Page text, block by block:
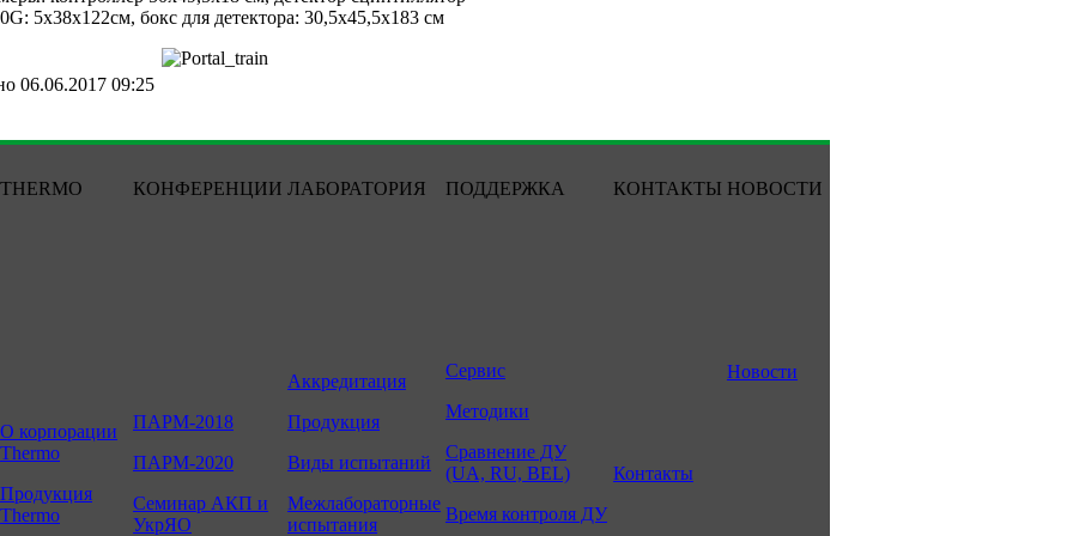
5х38х122см, бокс для детектора: 30,5х45,5х183 см
06.06.2017 09:25
THERMO КОНФЕРЕНЦИИ ЛАБОРАТОРИЯ ПОДДЕРЖКА КОНТАКТЫ НОВОСТИ
О корпорации
Thermo
Продукция
Thermo
ПАРМ-2018
ПАРМ-2020
Семинар АКП и
УкрЯО
Аккредитация
Продукция
Виды испытаний
Межлабораторные
испытания
Сервис
Методики
Сравнение ДУ
(UA, RU, BEL)
Время контроля ДУ
Контакты
Новости